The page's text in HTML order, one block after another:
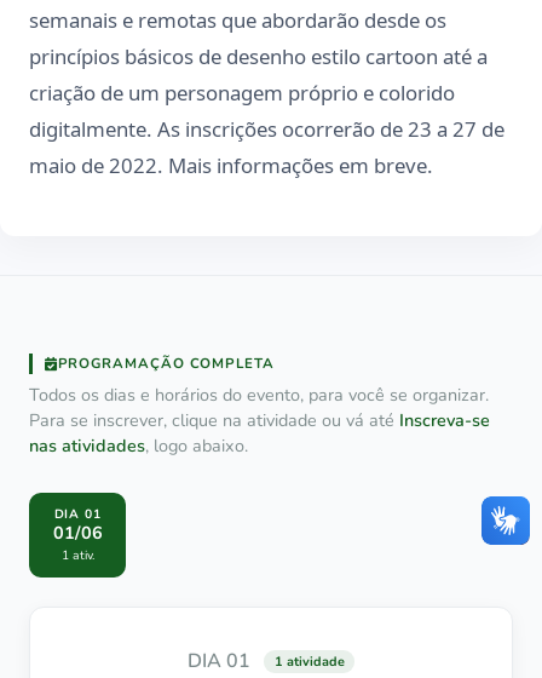
semanais e remotas que abordarão desde os
princípios básicos de desenho estilo cartoon até a
criação de um personagem próprio e colorido
digitalmente. As inscrições ocorrerão de 23 a 27 de
maio de 2022. Mais informações em breve.
PROGRAMAÇÃO COMPLETA
Todos os dias e horários do evento, para você se organizar.
Para se inscrever, clique na atividade ou vá até Inscreva-se
nas atividades, logo abaixo.
DIA 01
01/06
1 ativ.
DIA 01 1 atividade